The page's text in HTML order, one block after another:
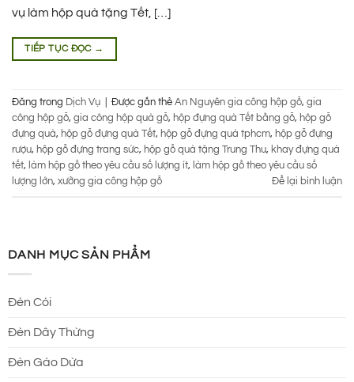
vụ làm hộp quà tặng Tết, […]
TIẾP TỤC ĐỌC →
Đăng trong Dịch Vụ Được gắn thẻ An Nguyên gia công hộp gỗ, gia
công hộp gỗ, gia công hộp quà gỗ, hộp đựng quà Tết bằng gỗ, hộp gỗ
đựng quà, hộp gỗ đựng quà Tết, hộp gỗ đựng quà tphcm, hộp gỗ đựng
rượu, hộp gỗ đựng trang sức, hộp gỗ quà tặng Trung Thu, khay đựng quà
tết, làm hộp gỗ theo yêu cầu số lượng ít, làm hộp gỗ theo yêu cầu số
lượng lớn, xưởng gia công hộp gỗ Để lại bình luận
DANH MỤC SẢN PHẨM
Đèn Cói
Đèn Dây Thừng
Đèn Gáo Dừa